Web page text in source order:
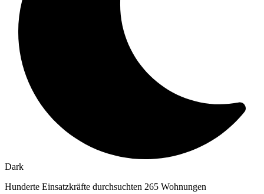
Dark
Hunderte Einsatzkräfte durchsuchten 265 Wohnungen